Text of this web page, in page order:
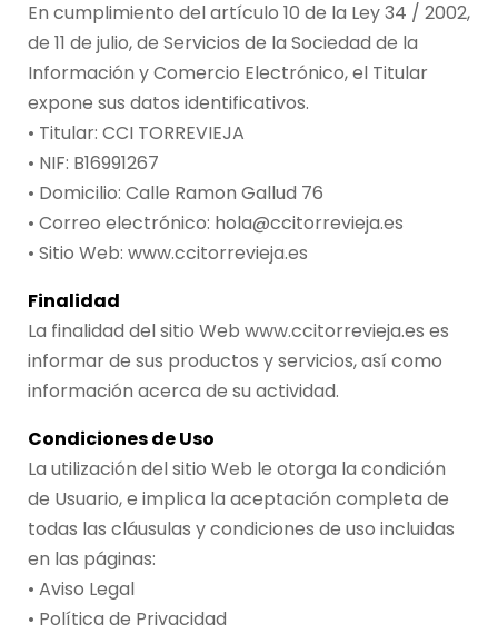
En cumplimiento del artículo 10 de la Ley 34 / 2002,
de 11 de julio, de Servicios de la Sociedad de la
Información y Comercio Electrónico, el Titular
expone sus datos identificativos.
• Titular: CCI TORREVIEJA
• NIF: B16991267
• Domicilio: Calle Ramon Gallud 76
• Correo electrónico: hola@ccitorrevieja.es
• Sitio Web: www.ccitorrevieja.es
Finalidad
La finalidad del sitio Web www.ccitorrevieja.es es
informar de sus productos y servicios, así como
información acerca de su actividad.
Condiciones de Uso
La utilización del sitio Web le otorga la condición
de Usuario, e implica la aceptación completa de
todas las cláusulas y condiciones de uso incluidas
en las páginas:
• Aviso Legal
• Política de Privacidad